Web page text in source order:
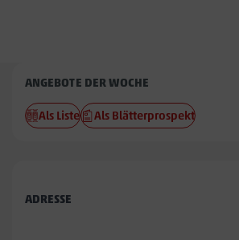
Penny
Eilbek
ANGEBOTE DER WOCHE
Als Liste Als Blätterprospekt
ADRESSE